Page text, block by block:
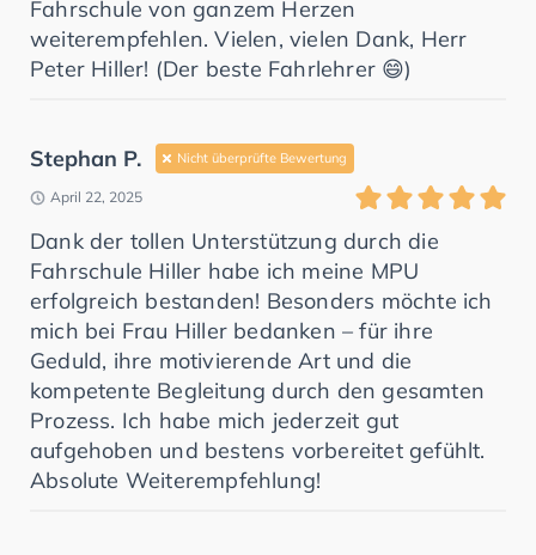
Fahrschule von ganzem Herzen
weiterempfehlen. Vielen, vielen Dank, Herr
Peter Hiller! (Der beste Fahrlehrer 😄)
Stephan P. Nicht überprüfte Bewertung
April 22, 2025
Dank der tollen Unterstützung durch die
Fahrschule Hiller habe ich meine MPU
erfolgreich bestanden! Besonders möchte ich
mich bei Frau Hiller bedanken – für ihre
Geduld, ihre motivierende Art und die
kompetente Begleitung durch den gesamten
Prozess. Ich habe mich jederzeit gut
aufgehoben und bestens vorbereitet gefühlt.
Absolute Weiterempfehlung!